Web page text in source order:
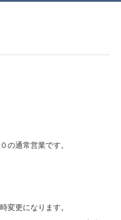
の通常営業です。
更になります。